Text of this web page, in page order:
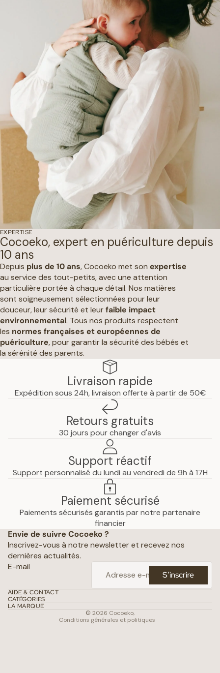
EXPERTISE
Cocoeko, expert en puériculture depuis
10 ans
Depuis plus de 10 ans, Cocoeko met son expertise
au service des tout-petits, avec une attention
particulière portée à chaque détail. Nos matières
sont soigneusement sélectionnées pour leur
douceur, leur sécurité et leurfaible impact
environnemental. Tous nos produits respectent
les normes françaises et européennes de
puériculture, pour garantir la sécurité des bébés et
la sérénité des parents.
Livraison rapide
Expédition sous 24h, livraison offerte à partir de 50€
Retours gratuits
30 jours pour changer d'avis
Support réactif
Support personnalisé du lundi au vendredi de 9h à 17H
Paiement sécurisé
Paiements sécurisés garantis par notre partenaire
financier
Envie de suivre Cocoeko ?
Inscrivez-vous à notre newsletter et recevez nos
dernières actualités.
E-mail
S’inscrire
AIDE & CONTACT
CATÉGORIES
LA MARQUE
© 2026 Cocoeko,
Conditions générales et politiques
Mentions légales
Conditions générales de vente
Coordonnées
Conditions d’utilisation